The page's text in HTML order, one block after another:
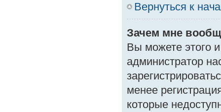
Вернуться к
Зачем мне
Вы можете этого и
администратор
менее
которые